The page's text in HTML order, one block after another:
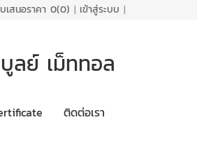
เสนอราคา 0(0) | เข้าสู่ระบบ |
ลย์ เม็ททอล
ติดต่อเรา